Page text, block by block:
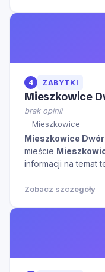
4 ZABYTKI
Mieszkowice
brak opinii
Mieszkowice
Mieszkowice Dwór
mieście
informacji na temat
Zobacz szczegóły